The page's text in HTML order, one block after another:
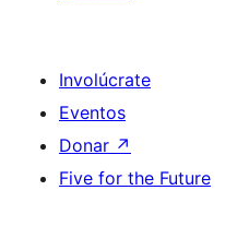
Involúcrate
Eventos
Donar ↗
Five for the Future